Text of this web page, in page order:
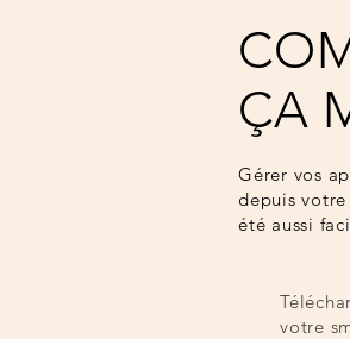
ÇA
Gérer vos
depuis
été aussi
votre